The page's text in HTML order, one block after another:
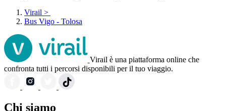
Virail >
Bus Vigo - Tolosa
Virail è una piattaforma online che
confronta tutti i percorsi disponibili per il tuo viaggio.
Chi siamo